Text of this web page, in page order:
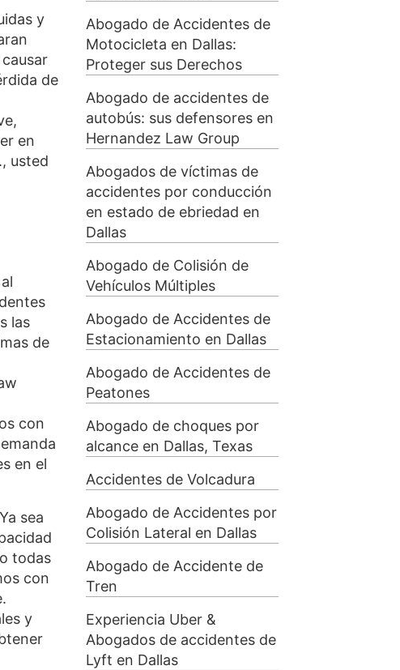
y
de
en
usted
las
de
con
en el
sea
todas
con
y
Abogado de Accidentes de
Motocicleta en Dallas:
Proteger sus Derechos
Abogado de accidentes de
autobús: sus defensores en
Hernandez Law Group
Abogados de víctimas de
accidentes por conducción
en estado de ebriedad en
Dallas
Abogado de Colisión de
Vehículos Múltiples
Abogado de Accidentes de
Estacionamiento en Dallas
Abogado de Accidentes de
Peatones
Abogado de choques por
alcance en Dallas, Texas
Accidentes de Volcadura
Abogado de Accidentes por
Colisión Lateral en Dallas
Abogado de Accidente de
Tren
Experiencia Uber &
Abogados de accidentes de
Lyft en Dallas